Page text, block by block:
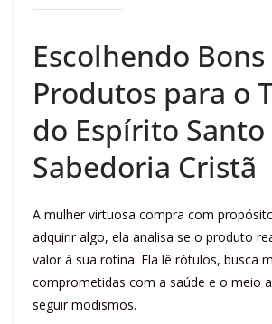
Escolhendo Bons
Produtos para o
do Espírito Santo
Sabedoria Cristã
A mulher virtuosa compra com
adquirir algo, ela analisa se o produto
valor à sua rotina. Ela lê rótulos, busca
comprometidas com a saúde e o meio
seguir modismos.